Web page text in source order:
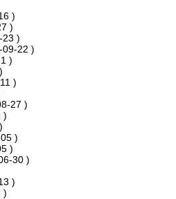
)
)
23 )
09-22 )
)
)
27 )
)
)
)
30 )
)
)